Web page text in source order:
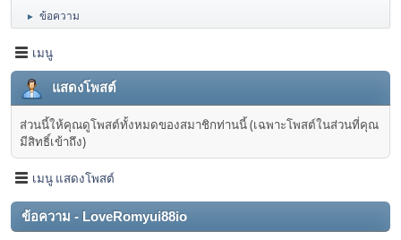
► ข้อความ
เมนู
แสดงโพสต์
ส่วนนี้ให้คุณดูโพสต์ทั้งหมดของสมาชิกท่านนี้ (เฉพาะโพสต์ในส่วนที่คุณ
มีสิทธิ์เข้าถึง)
เมนู แสดงโพสต์
ข้อความ - LoveRomyui88io